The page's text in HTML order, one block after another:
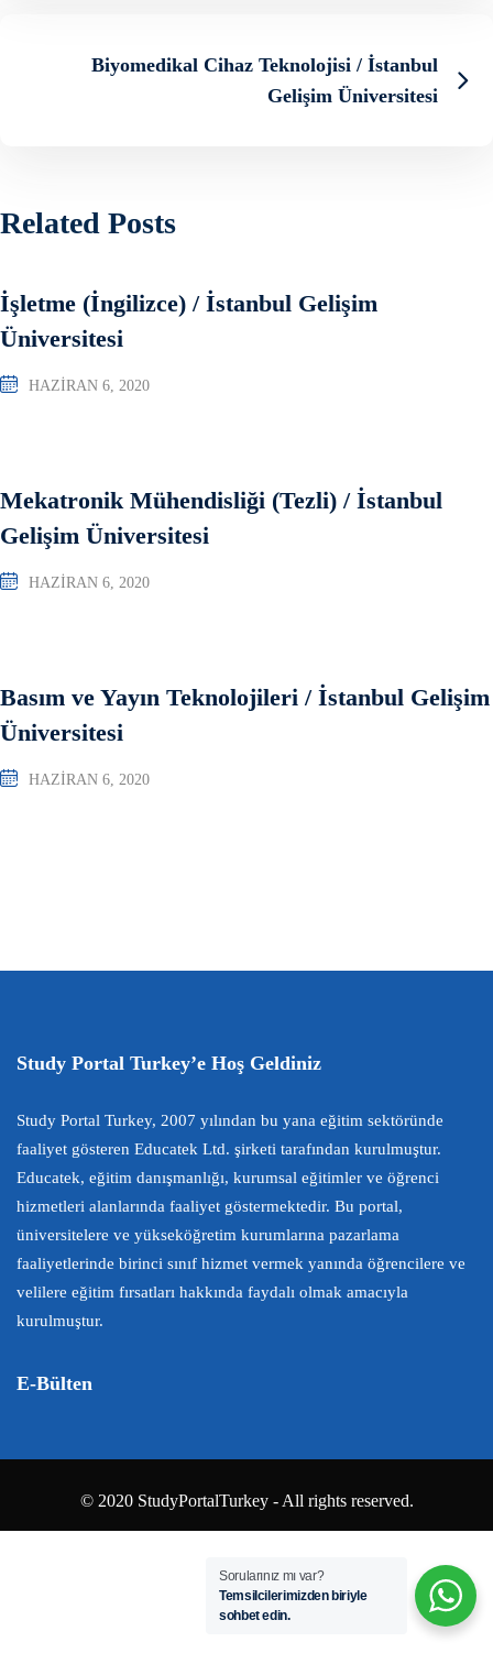
Biyomedikal Cihaz Teknolojisi / İstanbul
Gelişim Üniversitesi
Related Posts
İşletme (İngilizce) / İstanbul Gelişim
Üniversitesi
HAZIRAN 6, 2020
Mekatronik Mühendisliği (Tezli) / İstanbul
Gelişim Üniversitesi
HAZIRAN 6, 2020
Basım ve Yayın Teknolojileri / İstanbul Gelişim
Üniversitesi
HAZIRAN 6, 2020
Study Portal Turkey’e Hoş Geldiniz
Study Portal Turkey, 2007 yılından bu yana eğitim sektöründe
faaliyet gösteren Educatek Ltd. şirketi tarafından kurulmuştur.
Educatek, eğitim danışmanlığı, kurumsal eğitimler ve öğrenci
hizmetleri alanlarında faaliyet göstermektedir. Bu portal,
üniversitelere ve yükseköğretim kurumlarına pazarlama
faaliyetlerinde birinci sınıf hizmet vermek yanında öğrencilere ve
velilere eğitim fırsatları hakkında faydalı olmak amacıyla
kurulmuştur.
E-Bülten
© 2020 StudyPortalTurkey - All rights reserved.
Sorularınız mı var?
Temsilcilerimizden biriyle
sohbet edin.